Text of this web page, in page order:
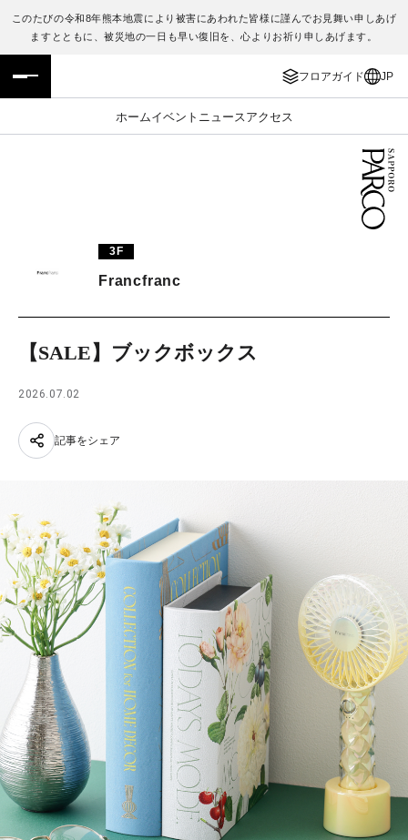
このたびの令和8年熊本地震により被害にあわれた皆様に謹んでお見舞い申しあげ
ますとともに、被災地の一日も早い復旧を、心よりお祈り申しあげます。
フロアガイド JP
ホームイベント ニュース アクセス
フロアガイド
施設案内・アクセス
TAX FREE
ENGLISH
繁体字
日本語
3F
Francfranc
【SALE】ブックボックス
2026.07.02
記事をシェア